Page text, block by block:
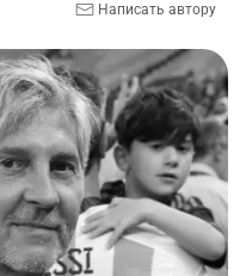
миром, но это не
Земле
ходатайство о
журналистки
Написать автору